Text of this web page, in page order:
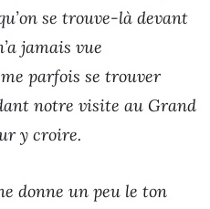
se trouve-là devant
jamais vue
parfois se trouver
notre visite au Grand
y croire.
donne un peu le ton